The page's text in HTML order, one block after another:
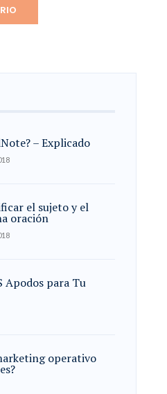
– Explicado
el sujeto y el
oración
Apodos para Tu
operativo